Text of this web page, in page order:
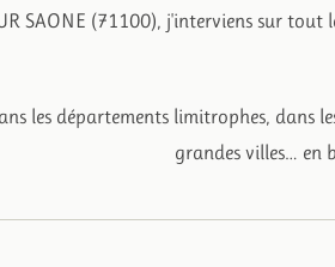
SAONE (71100), j'interviens sur tout
les départements limitrophes, dans
grandes villes… en